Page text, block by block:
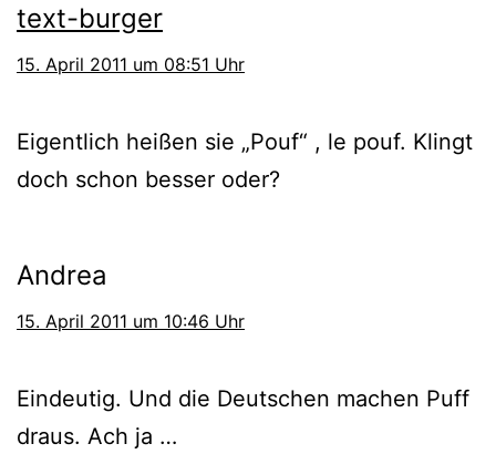
text-burger
15. April 2011 um 08:51 Uhr
Eigentlich hei­ßen sie „Pouf“ , le pouf. Klingt
doch schon bes­ser oder?
Andrea
15. April 2011 um 10:46 Uhr
Eindeutig. Und die Deutschen machen Puff
draus. Ach ja …